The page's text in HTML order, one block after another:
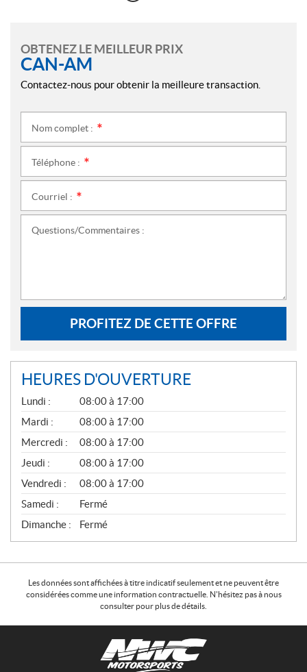
OBTENEZ LE MEILLEUR PRIX
CAN-AM
Contactez-nous pour obtenir la meilleure transaction.
Nom complet :
Téléphone :
Courriel :
Questions/Commentaires :
PROFITEZ DE CETTE OFFRE
HEURES D'OUVERTURE
G
É
N
É
R
A
L
Lundi :
08:00 à 17:00
Mardi :
08:00 à 17:00
Mercredi :
08:00 à 17:00
Jeudi :
08:00 à 17:00
Vendredi :
08:00 à 17:00
Samedi :
Fermé
Dimanche :
Fermé
Les données sont affichées à titre indicatif seulement et ne peuvent être
considérées comme une information contractuelle. N'hésitez pas à nous
consulter pour plus de détails.